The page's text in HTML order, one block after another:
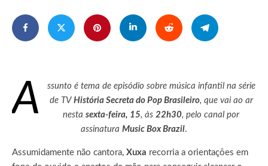
A
ssunto é tema de episódio sobre música infantil na série
de TV História Secreta do Pop Brasileiro, que vai ao ar
nesta sexta-feira, 15, às 22h30, pelo canal por
assinatura Music Box Brazil.
Assumidamente não cantora, Xuxa recorria a orientações em